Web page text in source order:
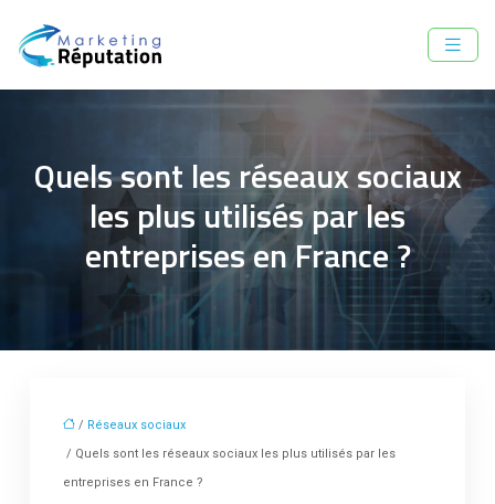
Quels sont les réseaux sociaux
les plus utilisés par les
entreprises en France ?
/ Réseaux sociaux
/ Quels sont les réseaux sociaux les plus utilisés par les
entreprises en France ?